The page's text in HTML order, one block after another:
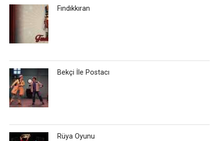
Fındıkkıran
Bekçi İle Postacı
Rüya Oyunu